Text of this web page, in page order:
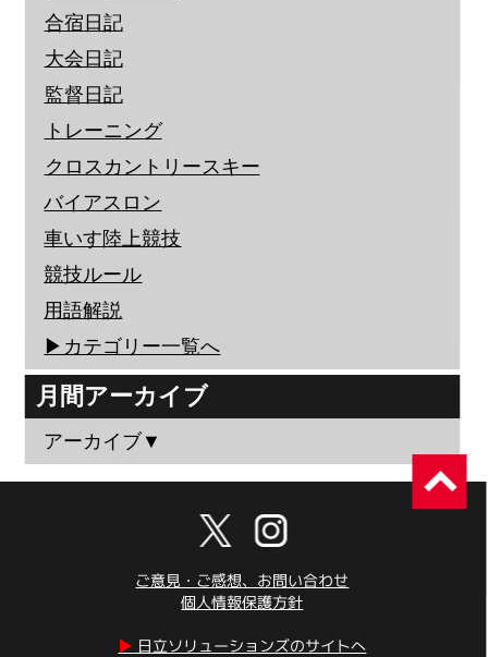
合宿日記
大会日記
監督日記
トレーニング
クロスカントリースキー
バイアスロン
車いす陸上競技
競技ルール
用語解説
▶︎カテゴリー一覧へ
月間アーカイブ
アーカイブ▼
ご意見・ご感想、お問い合わせ
個人情報保護方針
▶︎ 日立ソリューションズのサイトへ